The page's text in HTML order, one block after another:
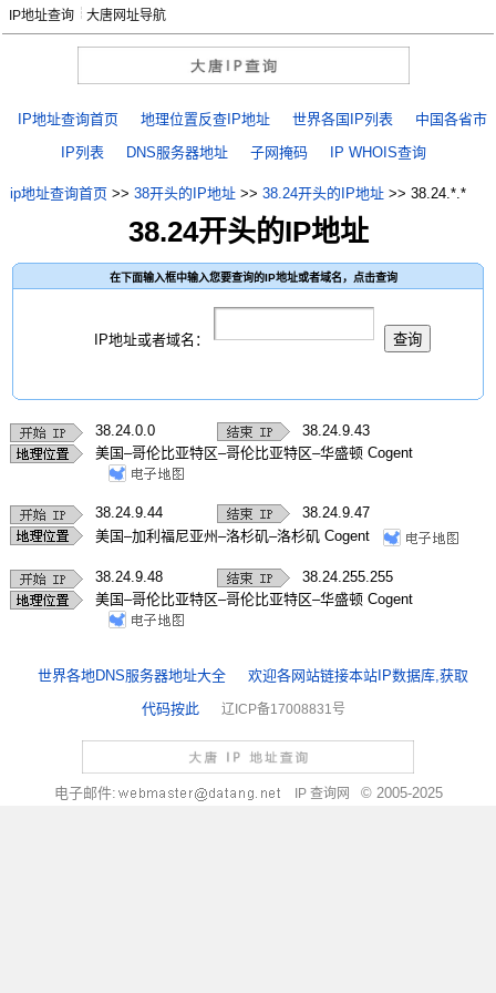
大唐网址导航
IP地址查询
IP地址查询首页 地理位置反查IP地址 世界各国IP列表
中国各省市
IP列表
DNS服务器地址 子网掩码 IP WHOIS查询
ip地址查询首页>> 38开头的IP地址>> 38.24开头的IP地址>> 38.24.*.*
38.24开头的IP地址
在下面输入框中输入您要查询的IP地址或者域名，点击查询
IP地址或者域名：
38.24.0.0
38.24.9.43
美国–哥伦比亚特区–哥伦比亚特区–华盛顿 Cogent
38.24.9.44
38.24.9.47
美国–加利福尼亚州–洛杉矶–洛杉矶 Cogent
38.24.9.48
38.24.255.255
美国–哥伦比亚特区–哥伦比亚特区–华盛顿 Cogent
世界各地DNS服务器地址大全
欢迎各网站链接本站IP数据库,获取
代码按此
辽ICP备17008831号
电子邮件: IP 查询网 © 2005-2025